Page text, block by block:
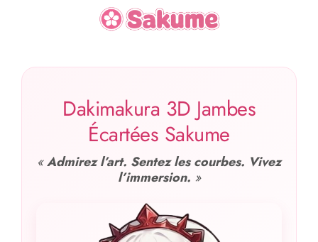
Dakimakura 3D Jambes
Écartées Sakume
«Admirez l’art. Sentez les courbes. Vivez
l’immersion. »